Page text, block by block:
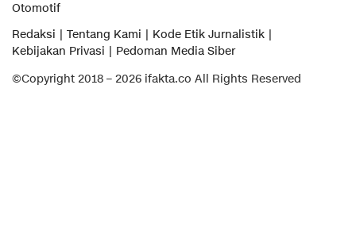
Otomotif
Redaksi
Tentang Kami
Kode Etik Jurnalistik
Kebijakan Privasi
Pedoman Media Siber
©Copyright 2018 – 2026 ifakta.co All Rights Reserved